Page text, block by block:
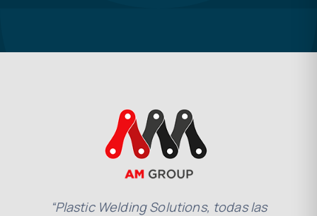
“Plastic Welding Solutions, todas las